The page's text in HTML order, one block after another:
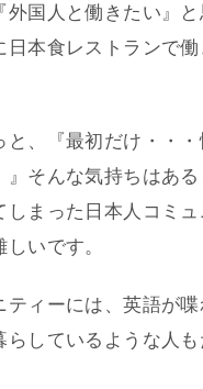
外国人と働きたい』
日本食レストランで
と、『最初だけ・・
』そんな気持ちはあ
しまった日本人コミ
いです。
ティーには、英語が
らしているような人も